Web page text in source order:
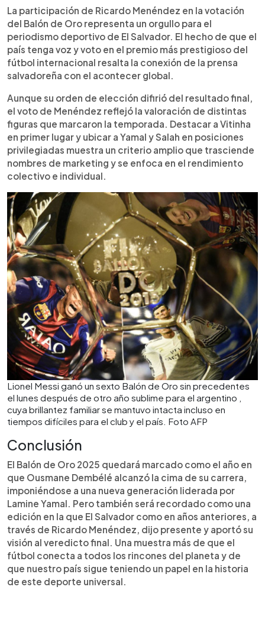
La participación de Ricardo Menéndez en la votación
del Balón de Oro representa un orgullo para el
periodismo deportivo de El Salvador. El hecho de que el
país tenga voz y voto en el premio más prestigioso del
fútbol internacional resalta la conexión de la prensa
salvadoreña con el acontecer global.
Aunque su orden de elección difirió del resultado final,
el voto de Menéndez reflejó la valoración de distintas
figuras que marcaron la temporada. Destacar a Vitinha
en primer lugar y ubicar a Yamal y Salah en posiciones
privilegiadas muestra un criterio amplio que trasciende
nombres de marketing y se enfoca en el rendimiento
colectivo e individual.
Lionel Messi ganó un sexto Balón de Oro sin precedentes
el lunes después de otro año sublime para el argentino ,
cuya brillantez familiar se mantuvo intacta incluso en
tiempos difíciles para el club y el país. Foto AFP
Conclusión
El Balón de Oro 2025 quedará marcado como el año en
que Ousmane Dembélé alcanzó la cima de su carrera,
imponiéndose a una nueva generación liderada por
Lamine Yamal. Pero también será recordado como una
edición en la que El Salvador como en años anteriores, a
través de Ricardo Menéndez, dijo presente y aportó su
visión al veredicto final. Una muestra más de que el
fútbol conecta a todos los rincones del planeta y de
que nuestro país sigue teniendo un papel en la historia
de este deporte universal.